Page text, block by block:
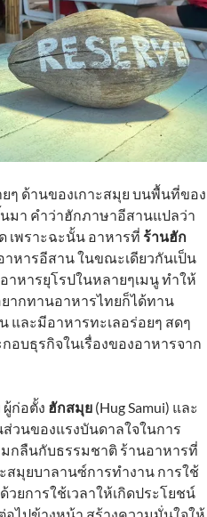
ๆ ด้านของเกาะสมุย บนพื้นที่ของ
มา คำว่าฮักภาษาอีสานแปลว่า
เพราะฉะนั้น อาหารที่ ร้านฮัก
หารอีสาน ในขณะเดียวกันเป็น
หารยุโรปในหลายๆเมนู ทำให้
ากทานอาหารไทยก็ได้ทาน
และมีอาหารทะเลอร่อยๆ สดๆ
อบธุรกิจในเรื่องของอาหารจาก
ก่อตั้ง ฮักสมุย (Hug Samui) และ
ส่วนของแรงบันดาลใจในการ
กลืนกับธรรมชาติ ร้านอาหารที่
สมุยบาลานซ์การทำงาน การใช้
ยการใช้เวลาให้เกิดประโยชน์